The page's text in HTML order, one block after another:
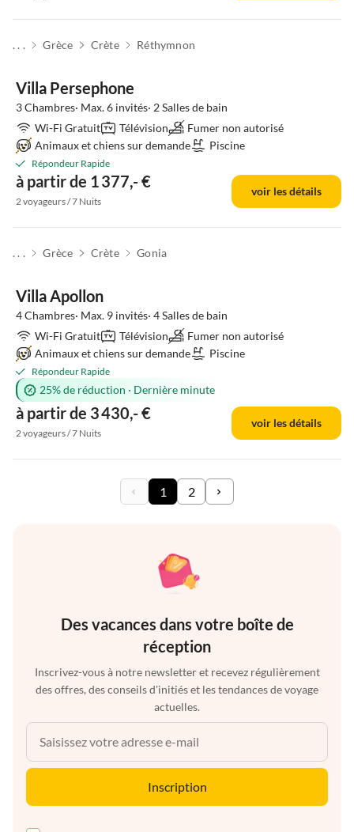
. . . Grèce Crète Réthymnon
Villa Persephone
3 Chambres· Max. 6 invités· 2 Salles de bain
Wi-Fi Gratuit
Télévision
Fumer non autorisé
Animaux et chiens sur demande
Piscine
Répondeur Rapide
à partir de 1 377,- €
2 voyageurs / 7 Nuits
voir les détails
. . . Grèce Crète Gonia
Villa Apollon
4 Chambres· Max. 9 invités· 4 Salles de bain
Wi-Fi Gratuit
Télévision
Fumer non autorisé
Animaux et chiens sur demande
Piscine
Répondeur Rapide
25% de réduction · Dernière minute
à partir de 3 430,- €
2 voyageurs / 7 Nuits
voir les détails
1 2
Des vacances dans votre boîte de
réception
Inscrivez-vous à notre newsletter et recevez régulièrement
des offres, des conseils d'initiés et les tendances de voyage
actuelles.
Inscription